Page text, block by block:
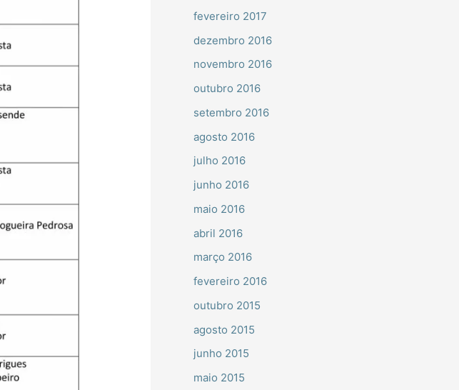
fevereiro 2017
dezembro 2016
novembro 2016
outubro 2016
setembro 2016
agosto 2016
julho 2016
junho 2016
maio 2016
abril 2016
março 2016
fevereiro 2016
outubro 2015
agosto 2015
junho 2015
maio 2015